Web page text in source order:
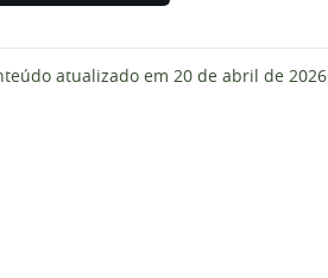
atualizado em 20 de abril de 2026